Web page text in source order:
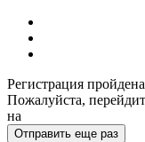
Регистрация
Пожалуйста,
на
Отправить еще раз